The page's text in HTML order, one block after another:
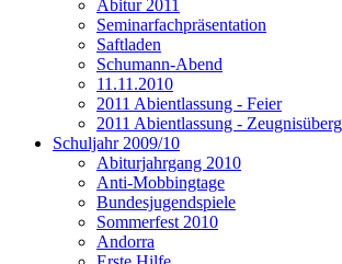
Abitur 2011
Seminarfachpräsentation
Saftladen
Schumann-Abend
11.11.2010
2011 Abientlassung - Feier
2011 Abientlassung -
Schuljahr 2009/10
Abiturjahrgang 2010
Anti-Mobbingtage
Bundesjugendspiele
Sommerfest 2010
Andorra